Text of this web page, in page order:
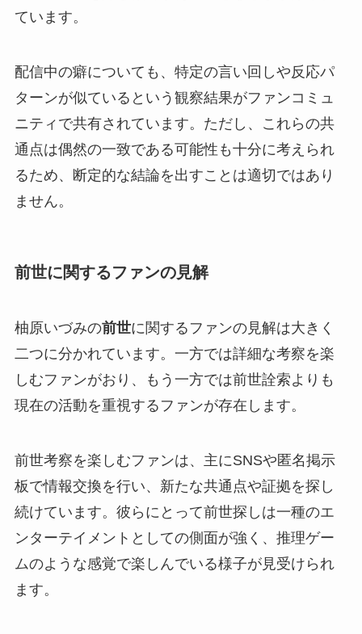
ています。
配信中の癖についても、特定の言い回しや反応パ
ターンが似ているという観察結果がファンコミュ
ニティで共有されています。ただし、これらの共
通点は偶然の一致である可能性も十分に考えられ
るため、断定的な結論を出すことは適切ではあり
ません。
前世に関するファンの見解
柚原いづみの前世に関するファンの見解は大きく
二つに分かれています。一方では詳細な考察を楽
しむファンがおり、もう一方では前世詮索よりも
現在の活動を重視するファンが存在します。
前世考察を楽しむファンは、主にSNSや匿名掲示
板で情報交換を行い、新たな共通点や証拠を探し
続けています。彼らにとって前世探しは一種のエ
ンターテイメントとしての側面が強く、推理ゲー
ムのような感覚で楽しんでいる様子が見受けられ
ます。